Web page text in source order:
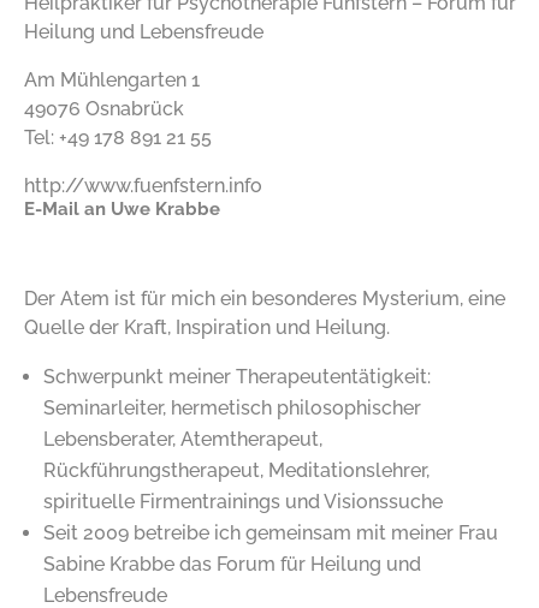
Heilung und Lebensfreude
Am Mühlengarten 1
49076 Osnabrück
Tel: +49 178 891 21 55
http://www.fuenfstern.info
E-Mail an Uwe Krabbe
Der Atem ist für mich ein besonderes Mysterium, eine
Quelle der Kraft, Inspiration und Heilung.
Schwerpunkt meiner Therapeutentätigkeit:
Seminarleiter, hermetisch philosophischer
Lebensberater, Atemtherapeut,
Rückführungstherapeut, Meditationslehrer,
spirituelle Firmentrainings und Visionssuche
Seit 2009 betreibe ich gemeinsam mit meiner Frau
Sabine Krabbe das Forum für Heilung und
Lebensfreude